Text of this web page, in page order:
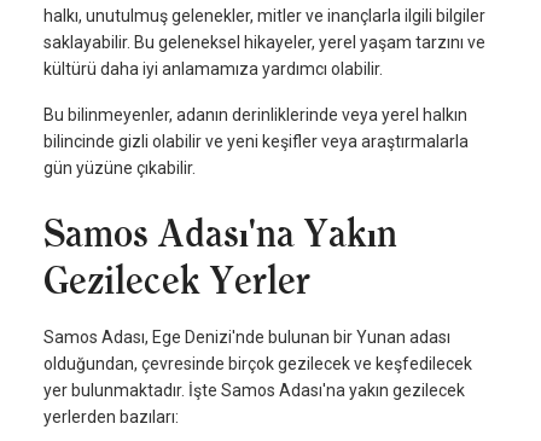
halkı, unutulmuş gelenekler, mitler ve inançlarla ilgili bilgiler
saklayabilir. Bu geleneksel hikayeler, yerel yaşam tarzını ve
kültürü daha iyi anlamamıza yardımcı olabilir.
Bu bilinmeyenler, adanın derinliklerinde veya yerel halkın
bilincinde gizli olabilir ve yeni keşifler veya araştırmalarla
gün yüzüne çıkabilir.
Samos Adası'na Yakın
Gezilecek Yerler
Samos Adası, Ege Denizi'nde bulunan bir Yunan adası
olduğundan, çevresinde birçok gezilecek ve keşfedilecek
yer bulunmaktadır. İşte Samos Adası'na yakın gezilecek
yerlerden bazıları: